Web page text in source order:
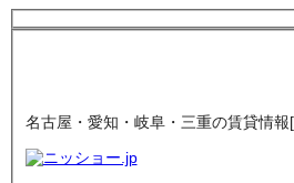
名古屋・愛知・岐阜・三重の賃貸情